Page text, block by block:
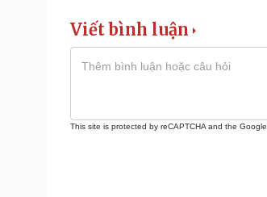
Viết bình luận
This site is protected by reCAPTCHA and the Google